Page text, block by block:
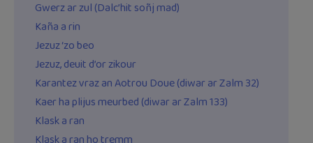
Gwerz ar zul (Dalc’hit soñj mad)
Kaña a rin
Jezuz ‘zo beo
Jezuz, deuit d’or zikour
Karantez vraz an Aotrou Doue (diwar ar Zalm 32)
Kaer ha plijus meurbed (diwar ar Zalm 133)
Klask a ran